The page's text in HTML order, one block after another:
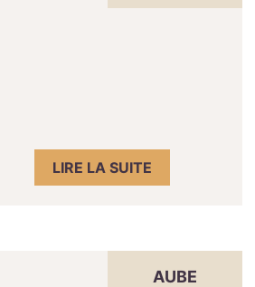
LIRE LA SUITE
AUBE